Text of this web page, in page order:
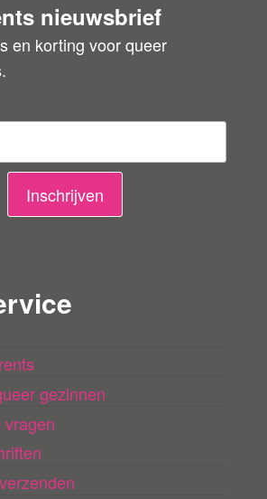
o
r
i
g
nieuwsbrief
en korting voor queer
Inschrijven
gezinnen
vragen